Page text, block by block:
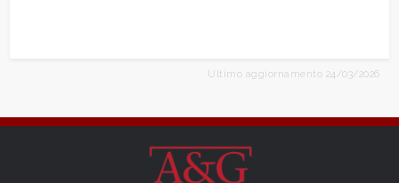
Ultimo aggiornamento 24/03/2026